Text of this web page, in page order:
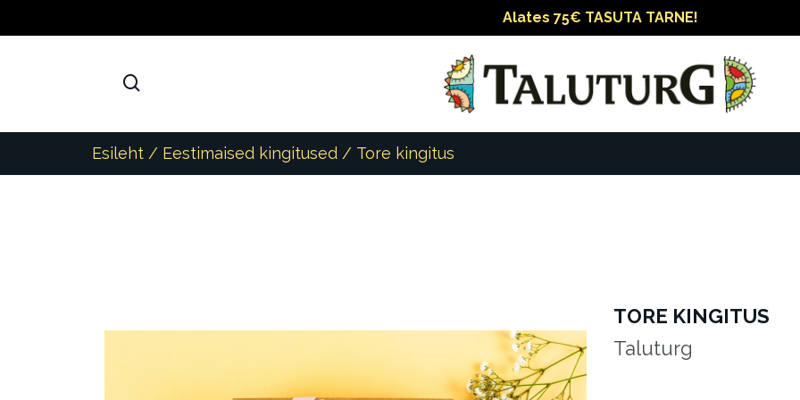
Alates 75€ TASUTA TARNE!
Esileht / Eestimaised kingitused / Tore kingitus
TORE KINGITUS
Taluturg